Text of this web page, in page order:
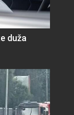
duža